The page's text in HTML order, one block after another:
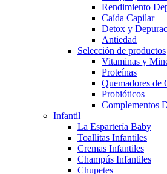
Rendimiento
Caída Capilar
Detox y
Antiedad
Selección de productos
Vitaminas y
Proteínas
Quemadores de
Probióticos
Complementos
Infantil
La Espartería Baby
Toallitas Infantiles
Cremas Infantiles
Champús Infantiles
Chupetes